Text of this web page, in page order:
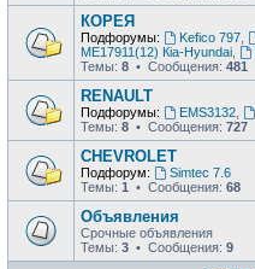
КОРЕЯ
Подфорумы: Kefico 797,
ME17911(12) Кia-Hyundai
Темы: 8 • Сообщения: 481
RENAULT
Подфорумы: EMS3132,
Темы: 8 • Сообщения: 727
CHEVROLET
Подфорум:
Simtec 7.6
Темы: 1 • Сообщения: 68
Объявления
Срочные объявления
Темы: 3 • Сообщения: 9